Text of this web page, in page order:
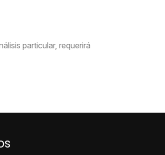
particular, requerirá